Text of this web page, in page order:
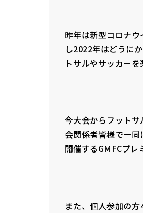
昨年は新型コロナ
し2022年はどうに
トサルやサッカー
今大会からフット
会関係者皆様で一
開催するGMFCプレ
また、個人参加の